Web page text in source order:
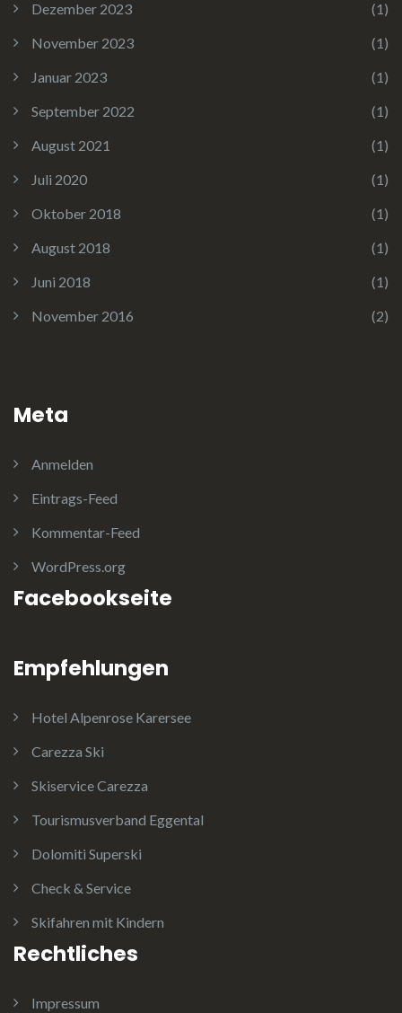
Dezember 2023
(1)
November 2023
(1)
Januar 2023
(1)
September 2022
(1)
August 2021
(1)
Juli 2020
(1)
Oktober 2018
(1)
August 2018
(1)
Juni 2018
(1)
November 2016
(2)
Meta
Anmelden
Eintrags-Feed
Kommentar-Feed
WordPress.org
Facebookseite
Empfehlungen
Hotel Alpenrose Karersee
Carezza Ski
Skiservice Carezza
Tourismusverband Eggental
Dolomiti Superski
Check & Service
Skifahren mit Kindern
Rechtliches
Impressum